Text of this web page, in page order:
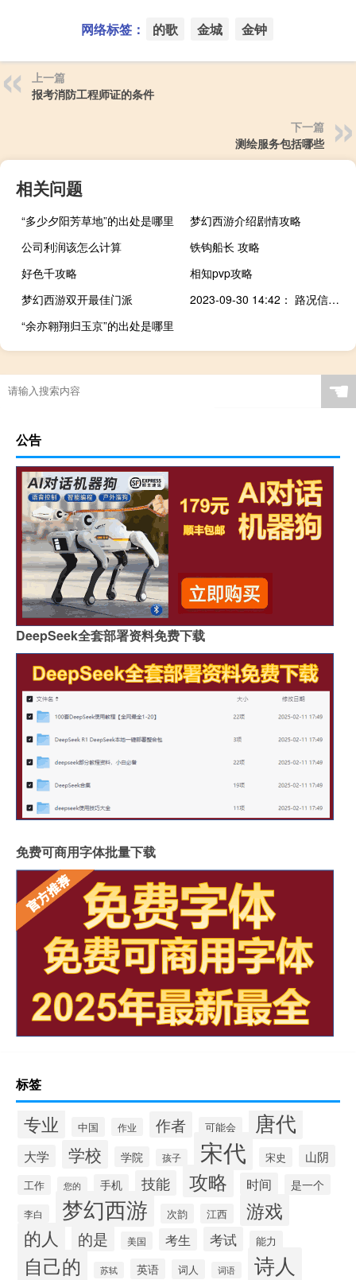
网络标签： 的歌 金城 金钟
上一篇
报考消防工程师证的条件
下一篇
测绘服务包括哪些
相关问题
“多少夕阳芳草地”的出处是哪里
梦幻西游介绍剧情攻略
公司利润该怎么计算
铁钩船长 攻略
好色千攻略
相知pvp攻略
梦幻西游双开最佳门派
2023-09-30 14:42： 路况信息：2023年9月30日14时40分，长芷高速长韶娄段灰汤收费站附近以西K63处西往东因一辆货车货物起火占用应急车道，途经车辆需谨慎慢行。 ​​​
“余亦翱翔归玉京”的出处是哪里
☚
公告
DeepSeek全套部署资料免费下载
免费可商用字体批量下载
标签
专业 中国 作业 作者 可能会 唐代
大学 学校 学院 孩子 宋代 宋史 山阴
工作 您的 手机 技能 攻略 时间 是一个
李白 梦幻西游 次韵 江西 游戏
的人 的是 美国 考生 考试 能力
自己的 苏轼 英语 词人 词语 诗人